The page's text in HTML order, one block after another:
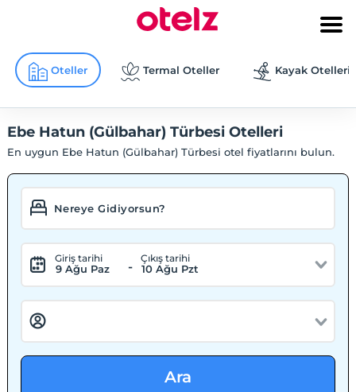
Oteller Termal Oteller Kayak Otelleri
Ebe Hatun (Gülbahar) Türbesi Otelleri
En uygun Ebe Hatun (Gülbahar) Türbesi otel fiyatlarını bulun.
Giriş tarihi
9 Ağu Paz -
Çıkış tarihi
10 Ağu Pzt
Ara